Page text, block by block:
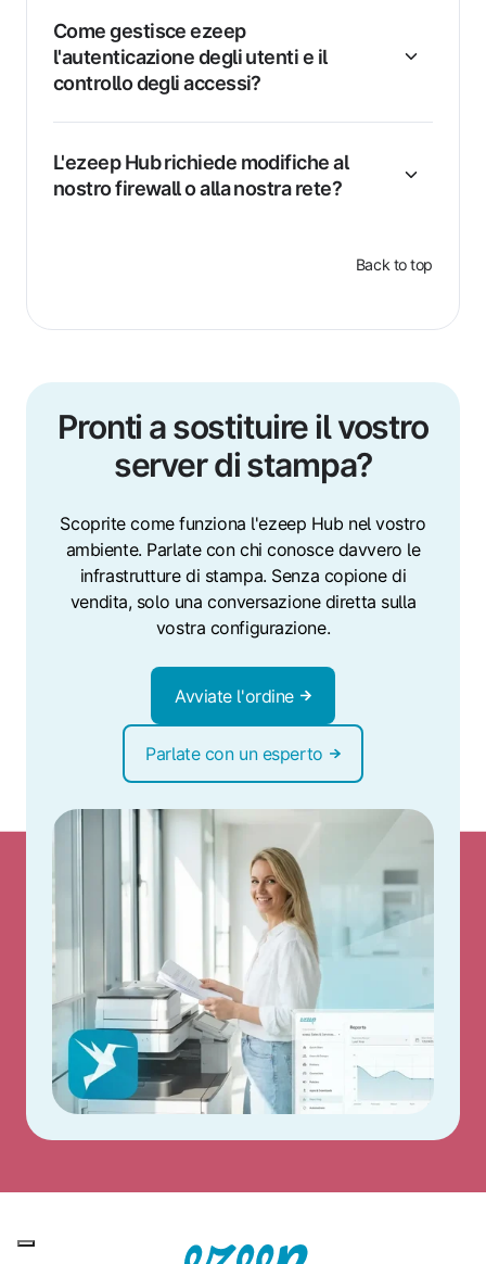
Come gestisce ezeep
l'autenticazione degli utenti e il
controllo degli accessi?
L'ezeep Hub richiede modifiche al
nostro firewall o alla nostra rete?
Back to top
Pronti a sostituire il vostro
server di stampa?
Scoprite come funziona l'ezeep Hub nel vostro
ambiente. Parlate con chi conosce davvero le
infrastrutture di stampa. Senza copione di
vendita, solo una conversazione diretta sulla
vostra configurazione.
Avviate l'ordine
Parlate con un esperto